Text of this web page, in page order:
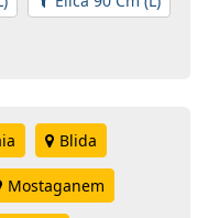
Blida
Mostaganem